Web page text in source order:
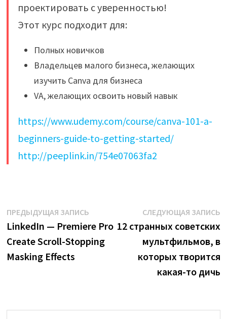
проектировать с уверенностью!
Этот курс подходит для:
Полных новичков
Владельцев малого бизнеса, желающих
изучить Canva для бизнеса
VA, желающих освоить новый навык
https://www.udemy.com/course/canva-101-a-
beginners-guide-to-getting-started/
http://peeplink.in/754e07063fa2
Навигация
по
записям
ПРЕДЫДУЩАЯ ЗАПИСЬПредыдущая
запись:
LinkedIn — Premiere Pro
Create Scroll-Stopping
Masking Effects
СЛЕДУЮЩАЯ ЗАПИСЬ
12 странных советских
мультфильмов, в
которых творится
какая-то дичь